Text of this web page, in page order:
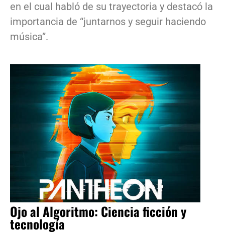
en el cual habló de su trayectoria y destacó la
importancia de “juntarnos y seguir haciendo
música”.
Ojo al Algoritmo: Ciencia ficción y
tecnología